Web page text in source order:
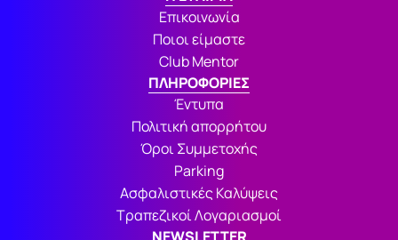
Επικοινωνία
Ποιοι είμαστε
Club Mentor
ΠΛΗΡΟΦΟΡΙΕΣ
Έντυπα
Πολιτική απορρήτου
Όροι Συμμετοχής
Parking
Ασφαλιστικές Καλύψεις
Τραπεζικοί Λογαριασμοί